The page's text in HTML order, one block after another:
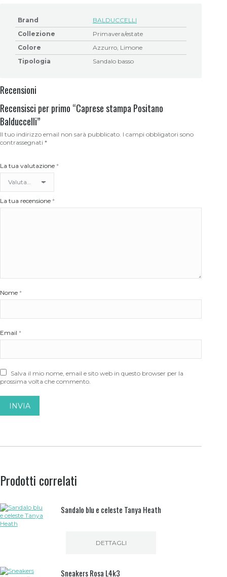
Brand
BALDUCCELLI
Collezione
Primavera/estate
Colore
Azzurro, Limone
Tipologia
Sandalo basso
Recensioni
Recensisci per primo “Caprese stampa Positano
Balduccelli”
Il tuo indirizzo email non sarà pubblicato. I campi obbligatori sono
contrassegnati *
La tua valutazione *
La tua recensione *
Nome *
Email *
Salva il mio nome, email e sito web in questo browser per la
prossima volta che commento.
Prodotti correlati
Sandalo blu e celeste Tanya Heath
DETTAGLI
Sneakers Rosa L4k3